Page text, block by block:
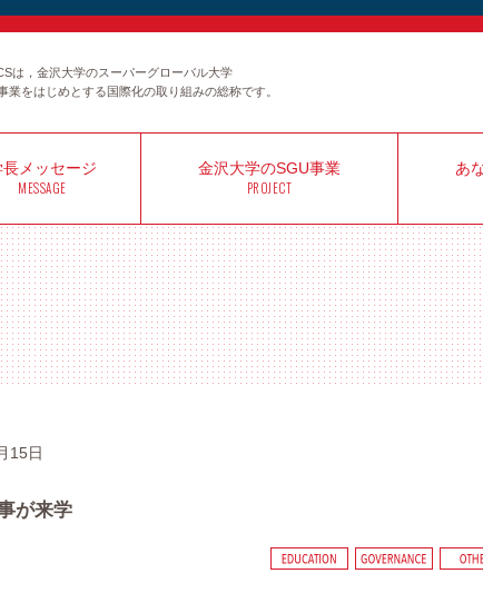
は，金沢大学のスーパーグローバル大学
業をはじめとする国際化の取り組みの総称です。
長メッセージ
MESSAGE
金沢大学のSGU事業
PROJECT
あ
15日
が来学